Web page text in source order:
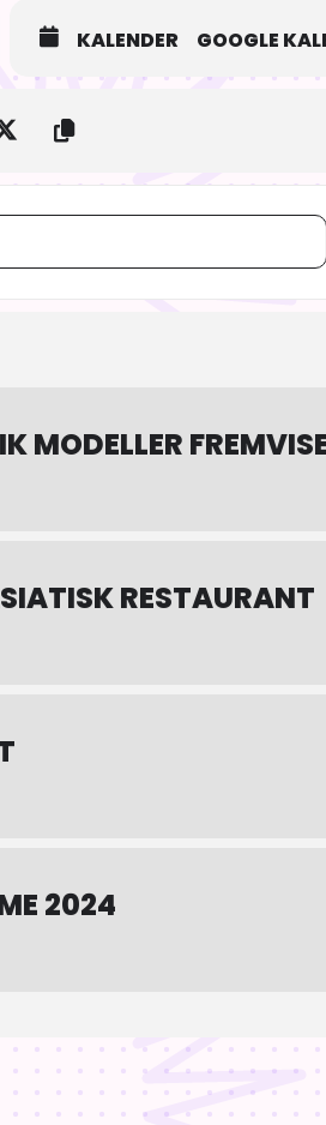
KALENDER GOOGLE
MODELLER
RESTAURANT
2024